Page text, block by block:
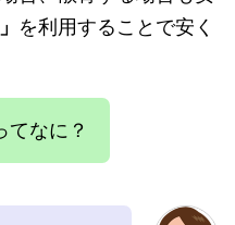
を利用することで安く
てなに？